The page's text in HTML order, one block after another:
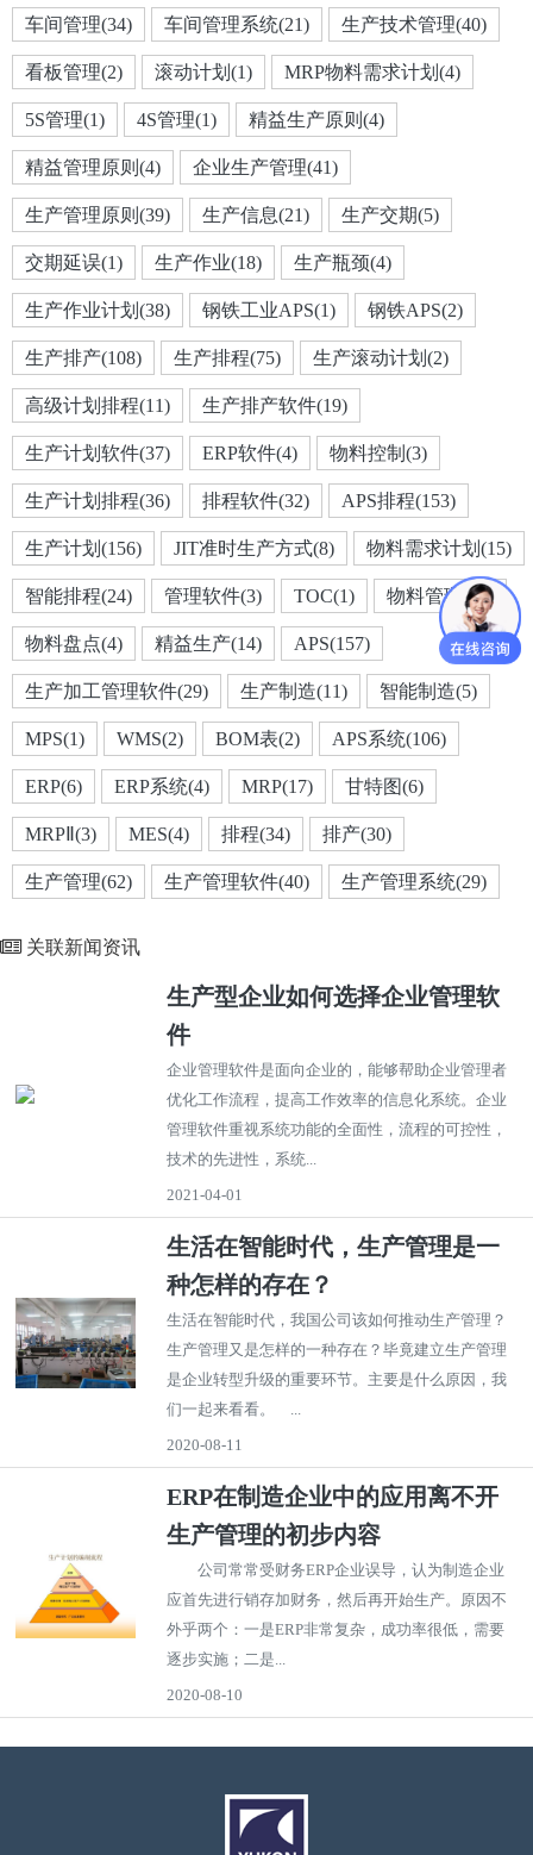
车间管理(34) 车间管理系统(21) 生产技术管理(40)
看板管理(2) 滚动计划(1) MRP物料需求计划(4)
5S管理(1) 4S管理(1) 精益生产原则(4)
精益管理原则(4) 企业生产管理(41)
生产管理原则(39) 生产信息(21) 生产交期(5)
交期延误(1) 生产作业(18) 生产瓶颈(4)
生产作业计划(38) 钢铁工业APS(1) 钢铁APS(2)
生产排产(108) 生产排程(75) 生产滚动计划(2)
高级计划排程(11) 生产排产软件(19)
生产计划软件(37) ERP软件(4) 物料控制(3)
生产计划排程(36) 排程软件(32) APS排程(153)
生产计划(156) JIT准时生产方式(8) 物料需求计划(15)
智能排程(24) 管理软件(3) TOC(1) 物料管理(23)
物料盘点(4) 精益生产(14) APS(157)
生产加工管理软件(29) 生产制造(11) 智能制造(5)
MPS(1) WMS(2) BOM表(2) APS系统(106)
ERP(6) ERP系统(4) MRP(17) 甘特图(6)
MRPⅡ(3) MES(4) 排程(34) 排产(30)
生产管理(62) 生产管理软件(40) 生产管理系统(29)
关联新闻资讯
生产型企业如何选择企业管理软
件
企业管理软件是面向企业的，能够帮助企业管理者
优化工作流程，提高工作效率的信息化系统。企业
管理软件重视系统功能的全面性，流程的可控性，
技术的先进性，系统...
2021-04-01
生活在智能时代，生产管理是一
种怎样的存在？
生活在智能时代，我国公司该如何推动生产管理？
生产管理又是怎样的一种存在？毕竟建立生产管理
是企业转型升级的重要环节。主要是什么原因，我
们一起来看看。 ...
2020-08-11
ERP在制造企业中的应用离不开
生产管理的初步内容
公司常常受财务ERP企业误导，认为制造企业
应首先进行销存加财务，然后再开始生产。原因不
外乎两个：一是ERP非常复杂，成功率很低，需要
逐步实施；二是...
2020-08-10